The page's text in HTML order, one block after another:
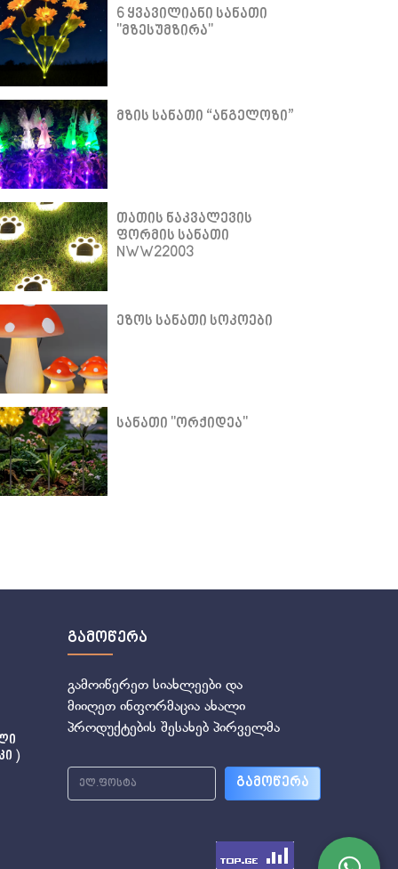
6 ყვავილიანი სანათი
"მზესუმზირა"
მზის სანათი “ანგელოზი”
თათის ნაკვალევის
ფორმის სანათი
NWW22003
ეზოს სანათი სოკოები
სანათი "ორქიდეა"
)
გამოწერა
გამოიწერეთ სიახლეები და
მიიღეთ ინფორმაცია ახალი
პროდუქტების შესახებ პირველმა
გამოწერა